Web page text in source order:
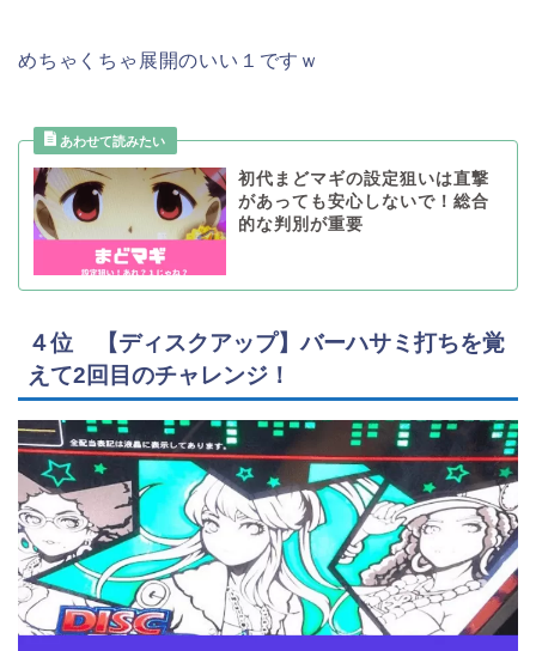
めちゃくちゃ展開のいい１ですｗ
初代まどマギの設定狙いは直撃
があっても安心しないで！総合
的な判別が重要
４位 【ディスクアップ】バーハサミ打ちを覚
えて2回目のチャレンジ！